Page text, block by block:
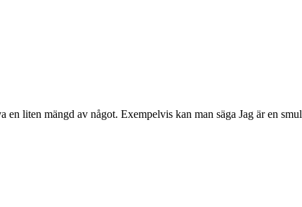
liten mängd av något. Exempelvis kan man säga Jag är en